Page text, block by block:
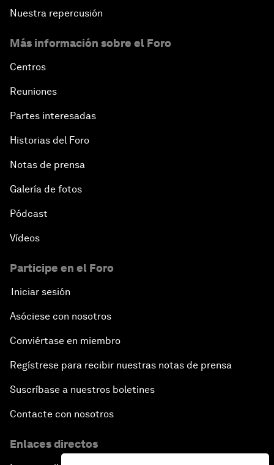
Nuestra repercusión
Más información sobre el Foro
Centros
Reuniones
Partes interesadas
Historias del Foro
Notas de prensa
Galería de fotos
Pódcast
Vídeos
Participe en el Foro
Iniciar sesión
Asóciese con nosotros
Conviértase en miembro
Regístrese para recibir nuestras notas de prensa
Suscríbase a nuestros boletines
Contacte con nosotros
Enlaces directos